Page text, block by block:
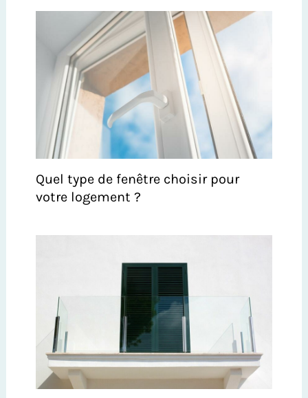
Quel type de fenêtre choisir pour
votre logement ?